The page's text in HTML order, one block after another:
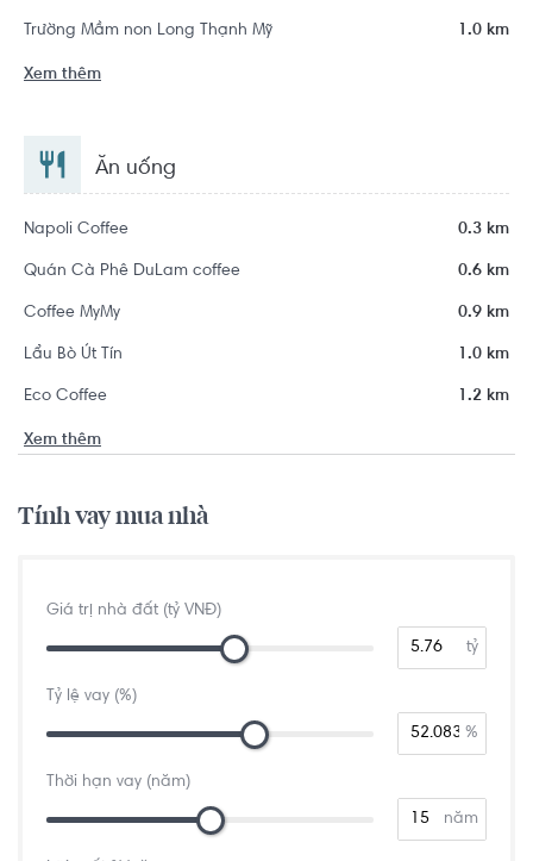
Trường Mầm non Long Thạnh Mỹ 1.0 km
Xem thêm
Ăn uống
Napoli Coffee 0.3 km
Quán Cà Phê DuLam coffee 0.6 km
Coffee MyMy 0.9 km
Lẩu Bò Út Tín 1.0 km
Eco Coffee 1.2 km
Xem thêm
Tính vay mua nhà
Giá trị nhà đất (tỷ VNĐ)
tỷ
Tỷ lệ vay (%)
%
Thời hạn vay (năm)
năm